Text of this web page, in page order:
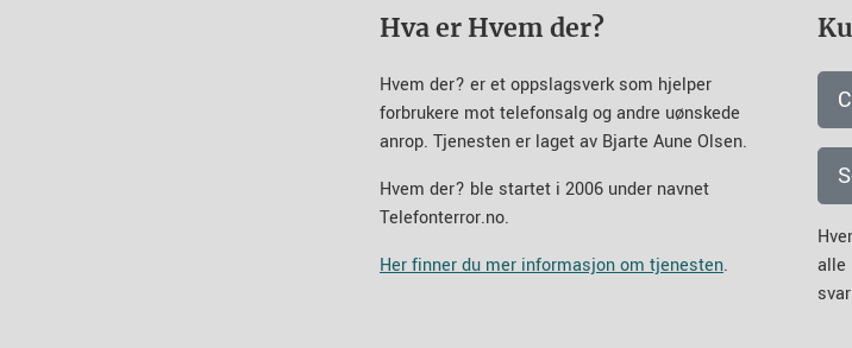
Hva er Hvem der?
Hvem der? er et oppslagsverk som hjelper
forbrukere mot telefonsalg og andre uønskede
anrop. Tjenesten er laget av Bjarte Aune Olsen.
Hvem der? ble startet i 2006 under navnet
Telefonterror.no.
Her finner du mer informasjon om tjenesten.
alle